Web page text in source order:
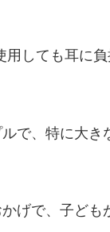
しても耳に
で、特に大き
げで、子ども